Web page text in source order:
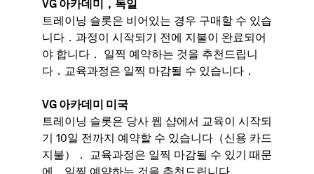
VG 아카데미，독일
트레이닝 슬롯은 비어있는 경우 구매할 수 있습
니다．과정이 시작되기 전에 지불이 완료되어
야 합니다． 일찍 예약하는 것을 추천드립니
다．교육과정은 일찍 마감될 수 있습니다．
VG 아카데미 미국
트레이닝 슬롯은 당사 웹 샵에서 교육이 시작되
기 10일 전까지 예약할 수 있습니다（신용 카드
지불）． 교육과정은 일찍 마감될 수 있기 때문